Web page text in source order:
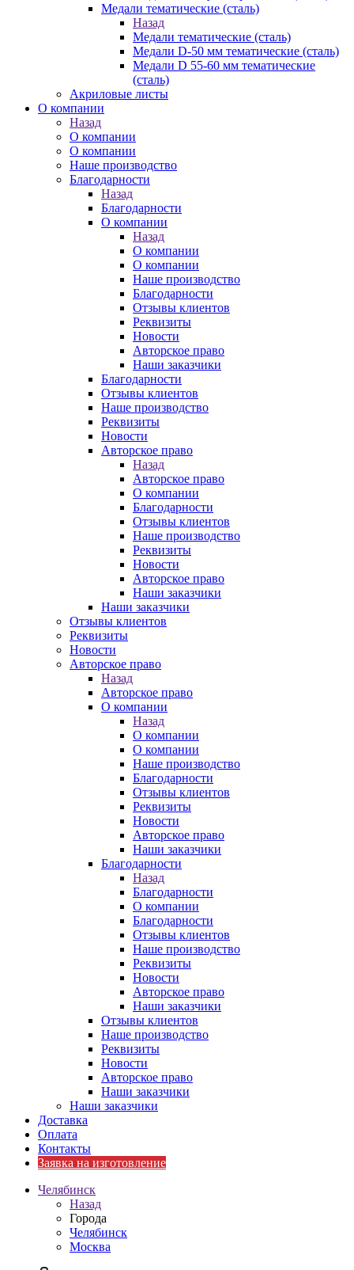
Медали тематические (сталь)
Назад
Медали тематические (сталь)
Медали D-50 мм тематические (сталь)
Медали D 55-60 мм тематические
(сталь)
Акриловые листы
О компании
Назад
О компании
О компании
Наше производство
Благодарности
Назад
Благодарности
О компании
Назад
О компании
О компании
Наше производство
Благодарности
Отзывы клиентов
Реквизиты
Новости
Авторское право
Наши заказчики
Благодарности
Отзывы клиентов
Наше производство
Реквизиты
Новости
Авторское право
Назад
Авторское право
О компании
Благодарности
Отзывы клиентов
Наше производство
Реквизиты
Новости
Авторское право
Наши заказчики
Наши заказчики
Отзывы клиентов
Реквизиты
Новости
Авторское право
Назад
Авторское право
О компании
Назад
О компании
О компании
Наше производство
Благодарности
Отзывы клиентов
Реквизиты
Новости
Авторское право
Наши заказчики
Благодарности
Назад
Благодарности
О компании
Благодарности
Отзывы клиентов
Наше производство
Реквизиты
Новости
Авторское право
Наши заказчики
Отзывы клиентов
Наше производство
Реквизиты
Новости
Авторское право
Наши заказчики
Наши заказчики
Доставка
Оплата
Контакты
Заявка на изготовление
Челябинск
Назад
Города
Челябинск
Москва